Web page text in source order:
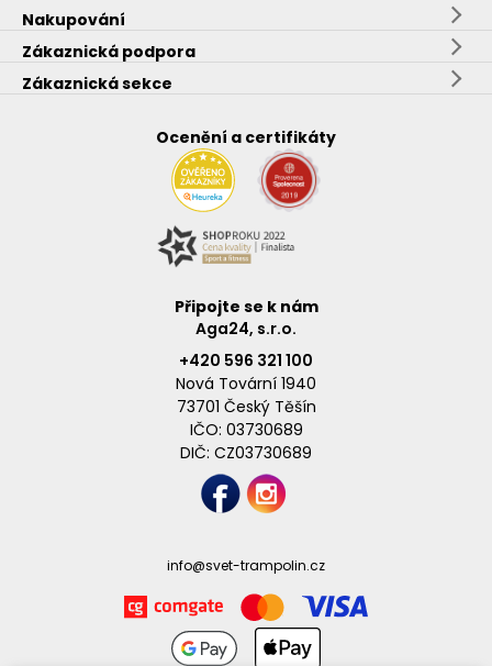
Nakupování
Zákaznická podpora
Zákaznická sekce
Ocenění a certifikáty
Připojte se k nám
Aga24, s.r.o.
+420 596 321 100
Nová Tovární 1940
73701 Český Těšín
IČO: 03730689
DIČ: CZ03730689
info@svet-trampolin.cz